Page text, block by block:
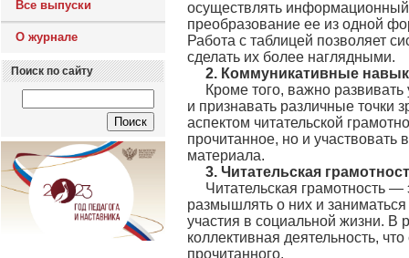
Все выпуски
О журнале
Поиск по сайту
осуществлять
преобразование ее из одной
Работа с таблицей позволяет
сделать их более наглядными.
2. Коммуникативные
Кроме того, важно
и признавать различные точки
аспектом читательской
прочитанное, но и участвовать
материала.
3. Читательская
Читательская грамотность
размышлять о них и
участия в социальной жизни. В
коллективная деятельность,
прочитанного.